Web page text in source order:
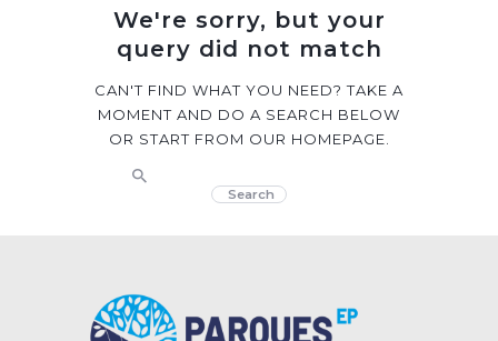
Transparencia
Contacto
We're sorry, but your
query did not match
CAN'T FIND WHAT YOU NEED? TAKE A
MOMENT AND DO A SEARCH BELOW
OR START FROM OUR HOMEPAGE